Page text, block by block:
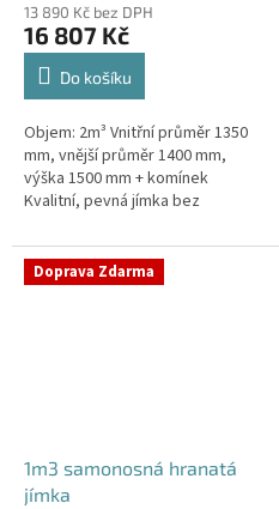
produktu
je
4,3
hvězdiček.
13 890 Kč bez DPH
16 807 Kč
Do košíku
Objem: 2m³ Vnitřní průměr 1350
mm, vnější průměr 1400 mm,
výška 1500 mm + komínek
Kvalitní, pevná jímka bez
přítoku specifikujte v
poznámce...
Doprava Zdarma
1m3 samonosná hranatá
jímka